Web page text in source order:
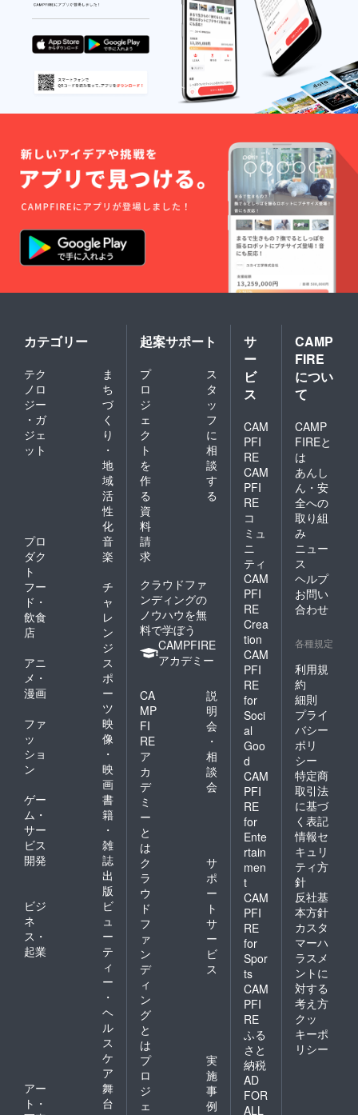
カテゴリー
テク
ノロ
ジー
・ガ
ジェ
ット
ま
ち
づ
く
り
・
地
域
活
性
化
プロ
ダク
ト
音
楽
フー
ド・
飲食
店
チ
ャ
レ
ン
ジ
アニ
メ・
漫画
ス
ポ
ー
ツ
ファ
ッ
ショ
ン
映
像
・
映
画
ゲー
ム・
サー
ビス
開発
書
籍
・
雑
誌
出
版
ビジ
ネ
ス・
起業
ビ
ュ
ー
テ
ィ
ー
・
ヘ
ル
ス
ケ
ア
アー
ト・
舞
台
起案サポート
プ
ロ
ジ
ェ
ク
ト
を
作
る
ス
タ
ッ
フ
に
相
談
す
る
資
料
請
求
クラウドファ
ンディングの
ノウハウを無
料で学ぼう
CAMPFIRE
アカデミー
CA
MP
FI
RE
ア
カ
デ
ミ
ー
と
は
説
明
会
・
相
談
会
ク
ラ
ウ
ド
フ
ァ
ン
デ
ィ
ン
グ
と
は
サ
ポ
ー
ト
サ
ー
ビ
ス
プ
ロ
ジ
ェ
実
施
事
例
サ
ー
ビ
ス
CAM
PFI
RE
CAM
PFI
RE
コ
ミュ
ニ
ティ
CAM
PFI
RE
Crea
tion
CAM
PFI
RE
for
Soci
al
Goo
d
CAM
PFI
RE
for
Ente
rtain
men
t
CAM
PFI
RE
for
Spor
ts
CAM
PFI
RE
ふる
さと
納税
AD
FOR
ALL
CAMP
FIRE
につい
て
CAMP
FIREと
は
あんし
ん・安
全への
取り組
み
ニュー
ス
ヘルプ
お問い
合わせ
各種規定
利用規
約
細則
プライ
バシー
ポリ
シー
特定商
取引法
に基づ
く表記
情報セ
キュリ
ティ方
針
反社基
本方針
カスタ
マーハ
ラスメ
ントに
対する
考え方
クッ
キーポ
リシー